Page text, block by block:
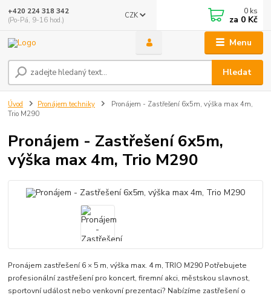
Menu
CZK
Hledat
+420 224 318 342
(Po-Pá, 9-16 hod.)
0 ks
za 0 Kč
Úvod Pronájem techniky
Pronájem - Zastřešení 6x5m, výška max 4m,
Trio M290
Pronájem - Zastřešení 6x5m,
výška max 4m, Trio M290
Pronájem zastřešení 6 × 5 m, výška max. 4 m, TRIO M290 Potřebujete
profesionální zastřešení pro koncert, firemní akci, městskou slavnost,
sportovní událost nebo venkovní prezentaci? Nabízíme zastřešení o